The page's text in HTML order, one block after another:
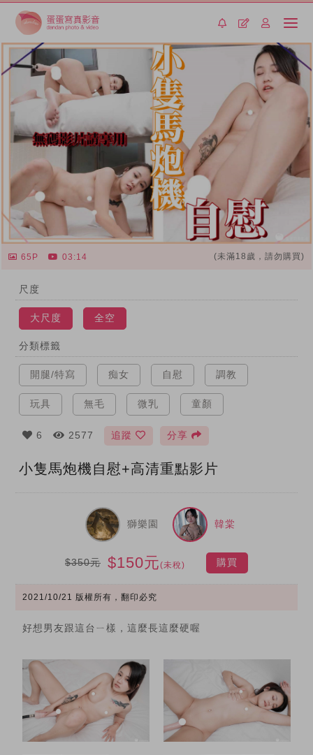
65P 03:14 (未滿18歲，請勿購買)
尺度
大尺度 全空
分類標籤
開腿/特寫 痴女 自慰 調教
玩具 無毛 微乳 童顏
6 2577 追蹤 分享
小隻馬炮機自慰+高清重點影片
獅樂園 韓棠
$350元 $150元(未稅) 購買
2021/10/21 版權所有，翻印必究
好想男友跟這台ㄧ樣，這麼長這麼硬喔